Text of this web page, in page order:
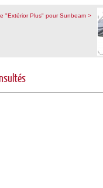
"Extérior Plus" pour Sunbeam >